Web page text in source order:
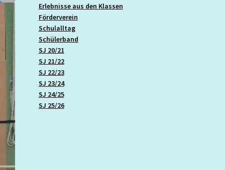
Erlebnisse aus den Klassen
Förderverein
Schulalltag
Schülerband
SJ 20/21
SJ 21/22
SJ 22/23
SJ 23/24
SJ 24/25
SJ 25/26